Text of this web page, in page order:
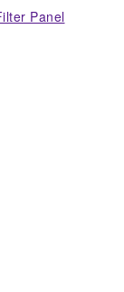
Panel